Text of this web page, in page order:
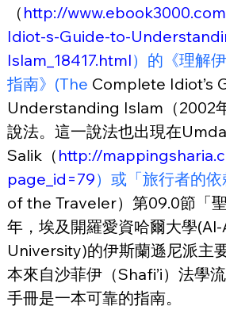
（ http://
Idiot-s-Guide-to-
Islam_18417.html）的《理解
指南》(The Complete Idiot’s
Understanding Islam（2002
說法。這一說法也出現在
Salik（ http://
page_id=79）或「旅行者的
of the Traveler）第09.0節「
年，埃及開羅愛資哈爾大學
University)的伊斯蘭遜尼派主
本來自沙菲伊（Shafi’i）法學
手冊是一本可靠的指南。